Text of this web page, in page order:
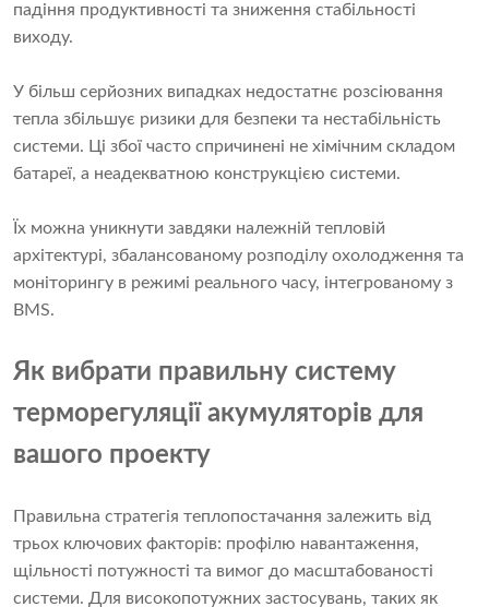
падіння продуктивності та зниження стабільності
виходу.
У більш серйозних випадках недостатнє розсіювання
тепла збільшує ризики для безпеки та нестабільність
системи. Ці збої часто спричинені не хімічним складом
батареї, а неадекватною конструкцією системи.
Їх можна уникнути завдяки належній тепловій
архітектурі, збалансованому розподілу охолодження та
моніторингу в режимі реального часу, інтегрованому з
BMS.
Як вибрати правильну систему
терморегуляції акумуляторів для
вашого проекту
Правильна стратегія теплопостачання залежить від
трьох ключових факторів: профілю навантаження,
щільності потужності та вимог до масштабованості
системи. Для високопотужних застосувань, таких як